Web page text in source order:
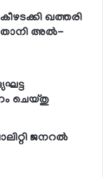
ഖത്തരി
അല്‍-
ചെയ്തു
ജനറല്‍